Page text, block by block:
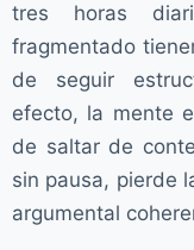
tres horas
fragmentado
de seguir
efecto, la mente
de saltar de
sin pausa, pierde
argumental